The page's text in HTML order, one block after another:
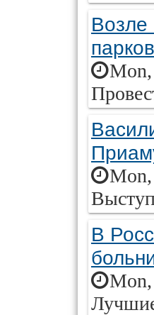
Возле
Mon,
Mon,
В
Mon,